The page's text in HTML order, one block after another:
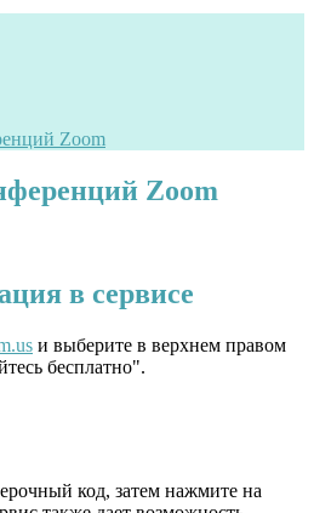
Zoom
Zoom
в сервисе
и выберите в верхнем правом
бесплатно".
код, затем нажмите на